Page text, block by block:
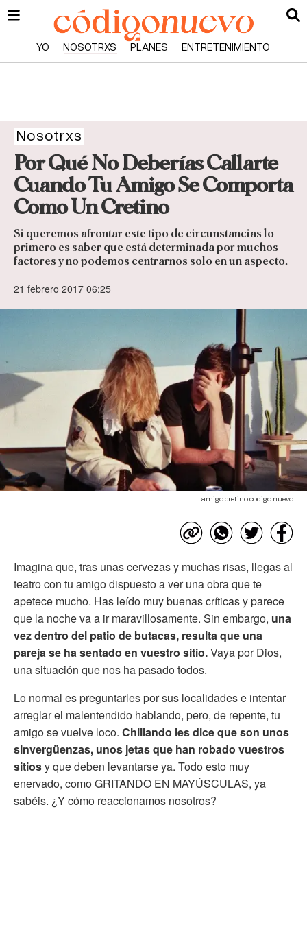
YO NOSOTRXS PLANES ENTRETENIMIENTO
Nosotrxs
Por Qué No Deberías Callarte
Cuando Tu Amigo Se Comporta
Como Un Cretino
Si queremos afrontar este tipo de circunstancias lo
primero es saber que está determinada por muchos
factores y no podemos centrarnos solo en un aspecto.
21 febrero 2017 06:25
amigo cretino codigo nuevo
Imagina que, tras unas cervezas y muchas risas, llegas al
teatro con tu amigo dispuesto a ver una obra que te
apetece mucho. Has leído muy buenas críticas y parece
que la noche va a ir maravillosamente. Sin embargo, una
vez dentro del patio de butacas, resulta que una
pareja se ha sentado en vuestro sitio.Vaya por Dios,
una situación que nos ha pasado todos.
Lo normal es preguntarles por sus localidades e intentar
arreglar el malentendido hablando, pero, de repente, tu
amigo se vuelve loco. Chillando les dice que son unos
sinvergüenzas, unos jetas que han robado vuestros
sitiosy que deben levantarse ya. Todo esto muy
enervado, como GRITANDO EN MAYÚSCULAS, ya
sabéis. ¿Y cómo reaccionamos nosotros?